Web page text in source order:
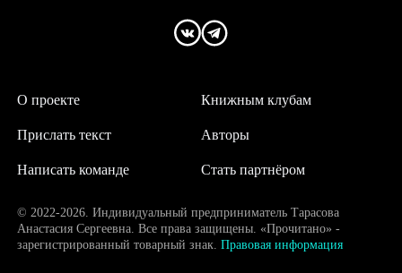
О проекте
Написать команде
Авторы
Прислать текст
Книжным клубам
Стать партнёром
© 2022-2026. Индивидуальный предприниматель Тарасова
Анастасия Сергеевна. Все права защищены. «Прочитано» -
зарегистрированный товарный знак. Правовая информация